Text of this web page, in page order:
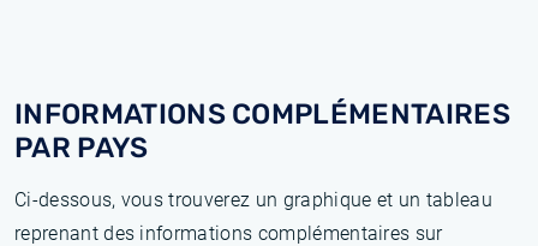
INFORMATIONS COMPLÉMENTAIRES
PAR PAYS
Ci-dessous, vous trouverez un graphique et un tableau
reprenant des informations complémentaires sur